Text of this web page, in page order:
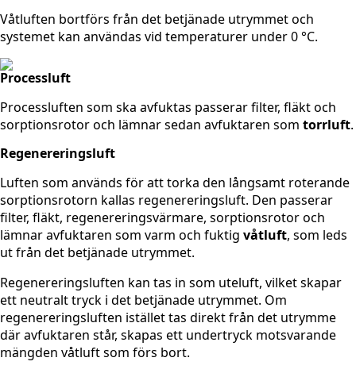
Våtluften bortförs från det betjänade utrymmet och
systemet kan användas vid temperaturer under 0 °C.
Processluft
Processluften som ska avfuktas passerar filter, fläkt och
sorptionsrotor och lämnar sedan avfuktaren som torrluft.
Regenereringsluft
Luften som används för att torka den långsamt roterande
sorptionsrotorn kallas regenereringsluft. Den passerar
filter, fläkt, regenereringsvärmare, sorptionsrotor och
lämnar avfuktaren som varm och fuktig våtluft, som leds
ut från det betjänade utrymmet.
Regenereringsluften kan tas in som uteluft, vilket skapar
ett neutralt tryck i det betjänade utrymmet. Om
regenereringsluften istället tas direkt från det utrymme
där avfuktaren står, skapas ett undertryck motsvarande
mängden våtluft som förs bort.